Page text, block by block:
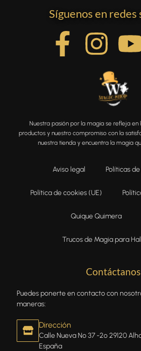
Contáctanos
Puedes ponerte en contacto con
maneras:
Dirección
Calle Nueva Nº 37 -2º 29120
España
Síguenos en redes
Nuestra pasión por la magia se refleja en
productos y nuestro compromiso con la
nuestra tienda y encuentra la magia
Aviso legal Políticas
Política de cookies (UE)
Quique Quimera
Trucos de Magia para